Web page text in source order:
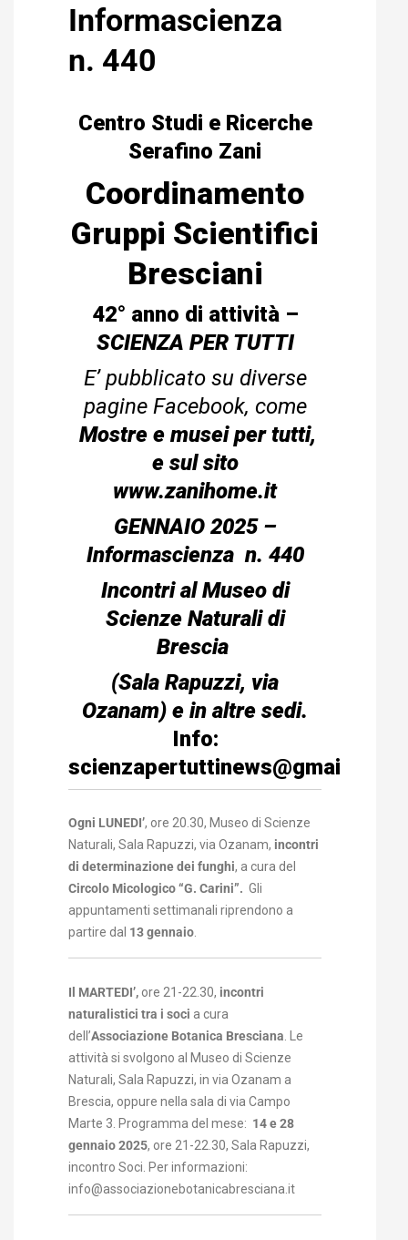
Informascienza
n. 440
Centro Studi e Ricerche
Serafino Zani
Coordinamento
Gruppi Scientifici
Bresciani
42° anno di attività –
SCIENZA PER TUTTI
E’ pubblicato su diverse
pagine Facebook, come
Mostre e musei per tutti,
e sul sito
www.zanihome.it
GENNAIO 2025 –
Informascienza n. 440
Incontri al Museo di
Scienze Naturali di
Brescia
(Sala Rapuzzi, via
Ozanam) e in altre sedi.
Info:
scienzapertuttinews@gmail.com
Ogni LUNEDI’, ore 20.30, Museo di Scienze
Naturali, Sala Rapuzzi, via Ozanam, incontri
di determinazione dei funghi, a cura del
Circolo Micologico “G. Carini”. Gli
appuntamenti settimanali riprendono a
partire dal 13 gennaio.
Il MARTEDI’, ore 21-22.30, incontri
naturalistici tra i soci a cura
dell’Associazione Botanica Bresciana . Le
attività si svolgono al Museo di Scienze
Naturali, Sala Rapuzzi, in via Ozanam a
Brescia, oppure nella sala di via Campo
Marte 3. Programma del mese: 14 e 28
gennaio 2025, ore 21-22.30, Sala Rapuzzi,
incontro Soci. Per informazioni:
info@associazionebotanicabresciana.it